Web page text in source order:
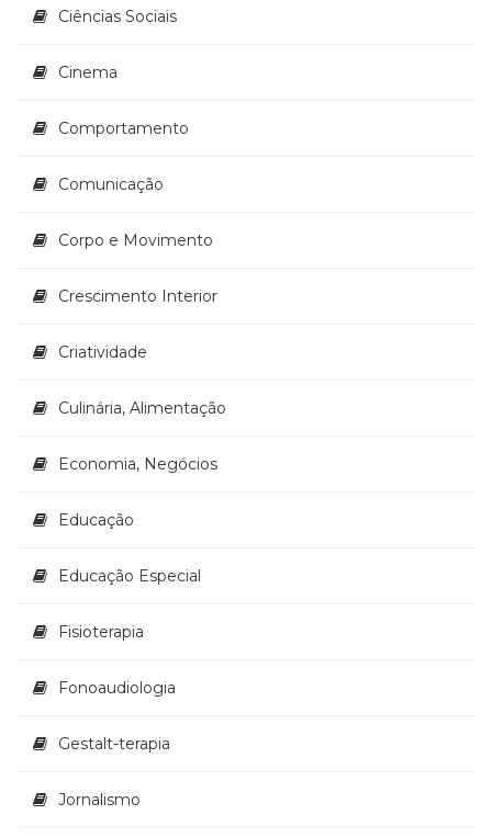
Televisão
africanos
Terapia
(21)
e
Turismo
Vida
(32)
Ciências Sociais
Cinema
Comportamento
Comunicação
Corpo e Movimento
Crescimento Interior
Criatividade
Culinária, Alimentação
Economia, Negócios
Educação
Educação Especial
Fisioterapia
Fonoaudiologia
Gestalt-terapia
Jornalismo